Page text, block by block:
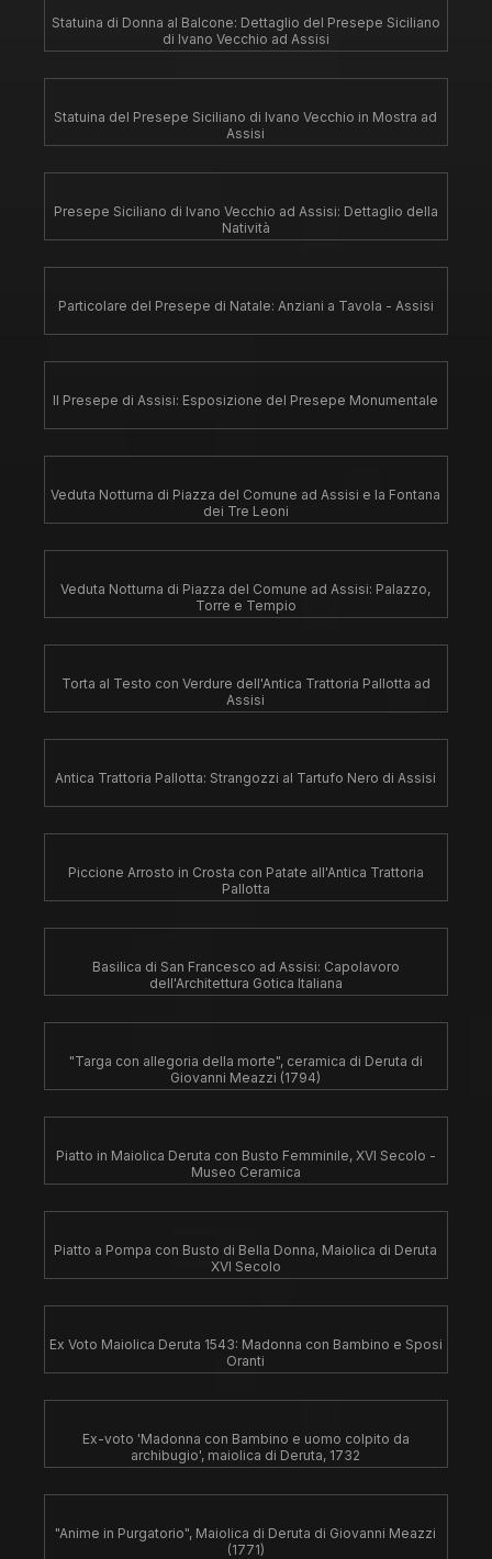
Statuina di Donna al Balcone: Dettaglio del Presepe Siciliano
di Ivano Vecchio ad Assisi
Statuina del Presepe Siciliano di Ivano Vecchio in Mostra ad
Assisi
Presepe Siciliano di Ivano Vecchio ad Assisi: Dettaglio della
Natività
Particolare del Presepe di Natale: Anziani a Tavola - Assisi
Il Presepe di Assisi: Esposizione del Presepe Monumentale
Veduta Notturna di Piazza del Comune ad Assisi e la Fontana
dei Tre Leoni
Veduta Notturna di Piazza del Comune ad Assisi: Palazzo,
Torre e Tempio
Torta al Testo con Verdure dell'Antica Trattoria Pallotta ad
Assisi
Antica Trattoria Pallotta: Strangozzi al Tartufo Nero di Assisi
Piccione Arrosto in Crosta con Patate all'Antica Trattoria
Pallotta
Basilica di San Francesco ad Assisi: Capolavoro
dell'Architettura Gotica Italiana
"Targa con allegoria della morte", ceramica di Deruta di
Giovanni Meazzi (1794)
Piatto in Maiolica Deruta con Busto Femminile, XVI Secolo -
Museo Ceramica
Piatto a Pompa con Busto di Bella Donna, Maiolica di Deruta
XVI Secolo
Ex Voto Maiolica Deruta 1543: Madonna con Bambino e Sposi
Oranti
Ex-voto 'Madonna con Bambino e uomo colpito da
archibugio', maiolica di Deruta, 1732
"Anime in Purgatorio", Maiolica di Deruta di Giovanni Meazzi
(1771)